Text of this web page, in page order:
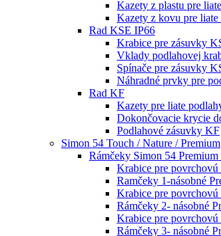
Kazety z plastu pre
Kazety z kovu pre liate
Rad KSE IP66
Krabice pre zásuvky
Vklady podlahovej
Spínače pre zásuvky
Náhradné prvky pre
Rad KF
Kazety pre liate
Dokončovacie krycie
Podlahové zásuvky KF
Simon 54 Touch / Nature / Premium
Rámčeky Simon 54
Krabice pre povrchovú
Ramčeky 1-násobné
Krabice pre povrchovú
Rámčeky 2- násobné
Krabice pre povrchovú
Rámčeky 3- násobné